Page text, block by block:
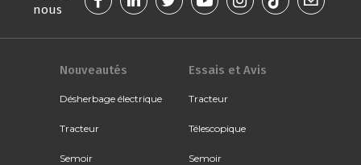
nous
Nouveautés
Désherbage électrique
Tracteur
Semoir
Essais et Avis
Tracteur
Télescopique
Semoir